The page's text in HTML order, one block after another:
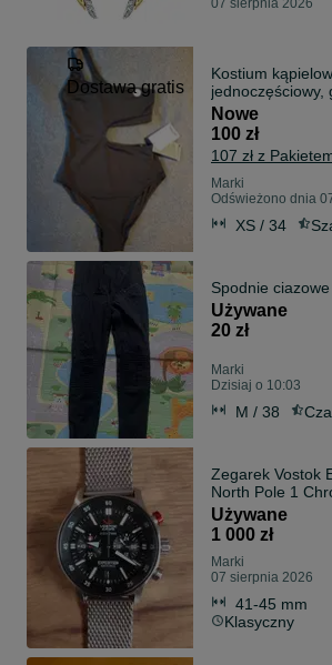
07 sierpnia 2026
Dostawa gratis
Kostium
jednoczęściowy,
ramię
Nowe
100 zł
107 zł z
Marki
Odświeżono dnia
XS / 34
Spodnie
Używane
20 zł
Marki
Dzisiaj o 10:03
M / 38
Zegarek Vostok
North Pole 1
Używane
1 000 zł
Marki
07 sierpnia 2026
41-45 mm
Klasyczny